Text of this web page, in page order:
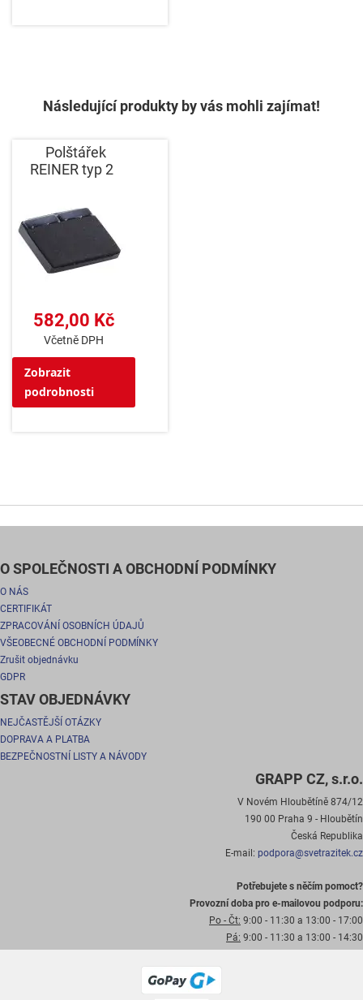
Následující produkty by vás mohli zajímat!
Polštářek
REINER typ 2
582,00 Kč
Včetně DPH
Zobrazit
podrobnosti
O SPOLEČNOSTI A OBCHODNÍ PODMÍNKY
O NÁS
CERTIFIKÁT
ZPRACOVÁNÍ OSOBNÍCH ÚDAJŮ
VŠEOBECNÉ OBCHODNÍ PODMÍNKY
Zrušit objednávku
GDPR
STAV OBJEDNÁVKY
NEJČASTĚJŠÍ OTÁZKY
DOPRAVA A PLATBA
BEZPEČNOSTNÍ LISTY A NÁVODY
GRAPP CZ, s.r.o.
V Novém Hloubětíně 874/12
190 00 Praha 9 - Hloubětín
Česká Republika
E-mail: podpora@svetrazitek.cz
Potřebujete s něčím pomoct?
Provozní doba pro e-mailovou podporu:
Po - Čt: 9:00 - 11:30 a 13:00 - 17:00
Pá: 9:00 - 11:30 a 13:00 - 14:30